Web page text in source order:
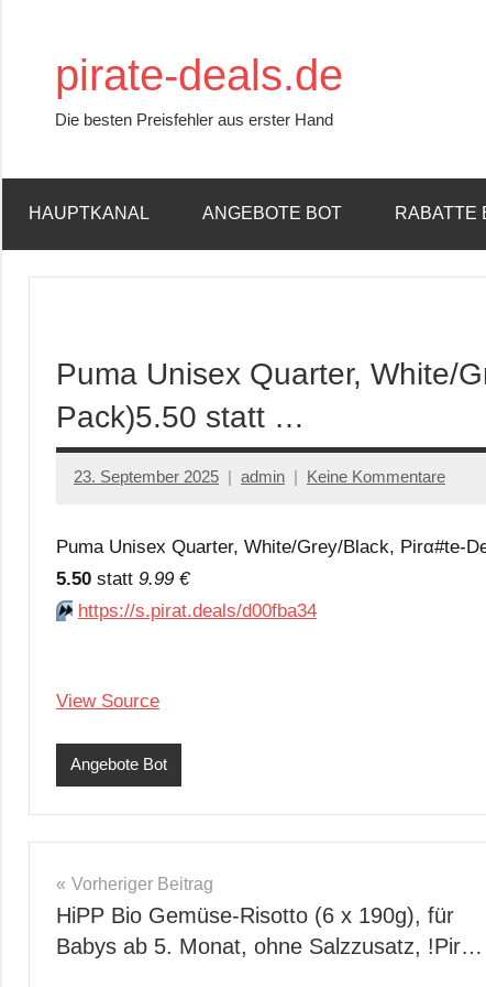
springenpirate-deals.de
Die besten Preisfehler aus erster Hand
HAUPTKANAL ANGEBOTE BOT RABATTE
Puma Unisex Quarter, White/
Pack)5.50 statt …
23. September 2025 admin Keine Kommentare
Puma Unisex Quarter, White/Grey/Black, Pirα#tе-
5.50 statt 9.99 €
⏩️ https://s.pirat.deals/d00fba34
View Source
Angebote Bot
Beitragsnavigation
Vorheriger Beitrag
HiPP Bio Gemüse-Risotto (6 x 190g), für
Babys ab 5. Monat, ohne Salzzusatz, !Pir…